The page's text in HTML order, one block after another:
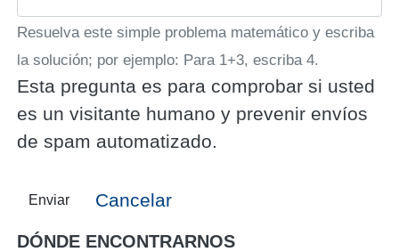
Resuelva este simple problema matemático y escriba
la solución; por ejemplo: Para 1+3, escriba 4.
Esta pregunta es para comprobar si usted
es un visitante humano y prevenir envíos
de spam automatizado.
Enviar Cancelar
DÓNDE ENCONTRARNOS